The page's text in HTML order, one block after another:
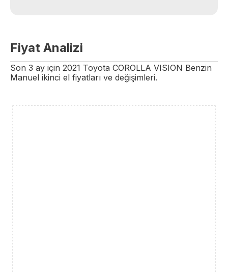
Fiyat Analizi
Son 3 ay için 2021 Toyota COROLLA VISION Benzin
Manuel ikinci el fiyatları ve değişimleri.